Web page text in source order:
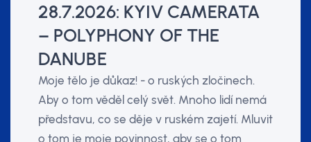
28.7.2026: KYIV CAMERATA
– POLYPHONY OF THE
DANUBE
Moje tělo je důkaz! - o ruských zločinech.
Aby o tom věděl celý svět. Mnoho lidí nemá
představu, co se děje v ruském zajetí. Mluvit
o tom je moje povinnost, aby se o tom